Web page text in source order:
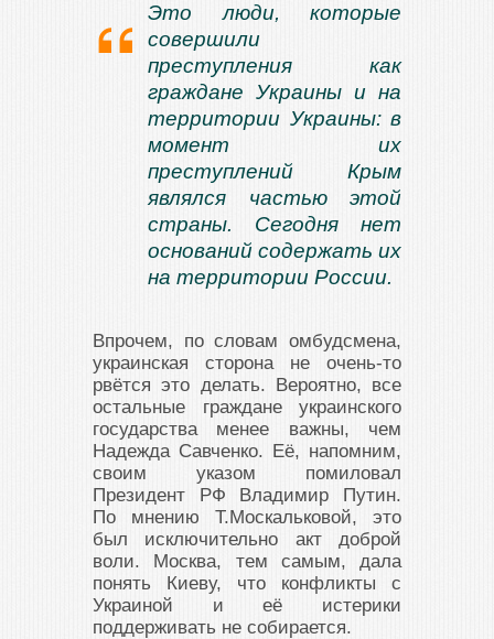
Это люди, которые
совершили
преступления как
граждане Украины и на
территории Украины: в
момент их
преступлений Крым
являлся частью этой
страны. Сегодня нет
оснований содержать их
на территории России.
Впрочем, по словам омбудсмена,
украинская сторона не очень-то
рвётся это делать. Вероятно, все
остальные граждане украинского
государства менее важны, чем
Надежда Савченко. Её, напомним,
своим указом помиловал
Президент РФ Владимир Путин.
По мнению Т.Москальковой, это
был исключительно акт доброй
воли. Москва, тем самым, дала
понять Киеву, что конфликты с
Украиной и её истерики
поддерживать не собирается.